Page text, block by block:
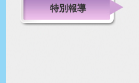
特別報導